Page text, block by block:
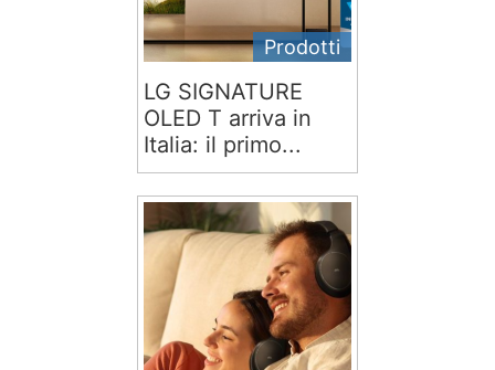
Prodotti
LG SIGNATURE
OLED T arriva in
Italia: il primo...